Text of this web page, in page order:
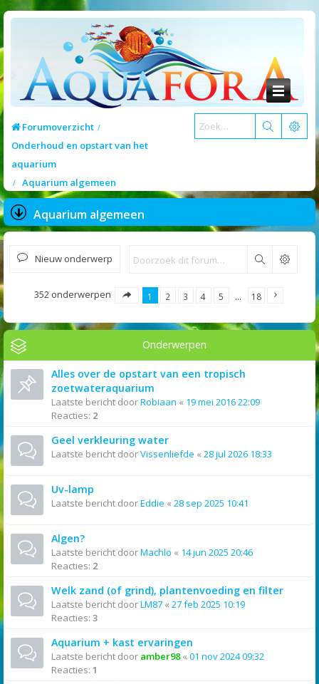
Forumoverzicht
Onderhoud en opstart van het
aquarium
Aquarium algemeen
Aquarium algemeen
Nieuw onderwerp Zoek
352 onderwerpen 1 2 3 4 5 … 18
Onderwerpen
Alles over de opstart van een tropisch
zoetwateraquarium
Laatste bericht doorRobiaan « 19 mei 2016 22:09
Reacties: 2
Geel verkleuring water
Laatste bericht doorVissenliefde « 28 jul 2026 18:33
Uv-lamp
Laatste bericht doorEddie « 28 sep 2025 10:41
Algen?
Laatste bericht doorMachlo « 14 jun 2025 20:46
Reacties: 2
Welk zand (of grind), plantenvoeding en filter
Laatste bericht doorLM87 « 27 feb 2025 10:19
Reacties: 3
Aquarium + kast ervaringen
Laatste bericht door amber98« 01 nov 2024 09:32
Reacties: 1